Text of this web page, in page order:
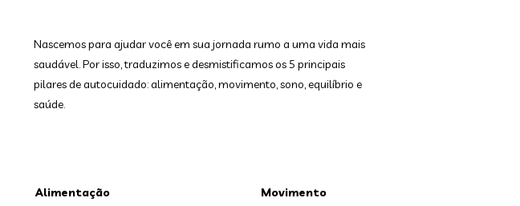
Nascemos para ajudar você em sua jornada rumo a uma vida mais
saudável. Por isso, traduzimos e desmistificamos os 5 principais
pilares de autocuidado: alimentação, movimento, sono, equilíbrio e
saúde.
Alimentação Movimento